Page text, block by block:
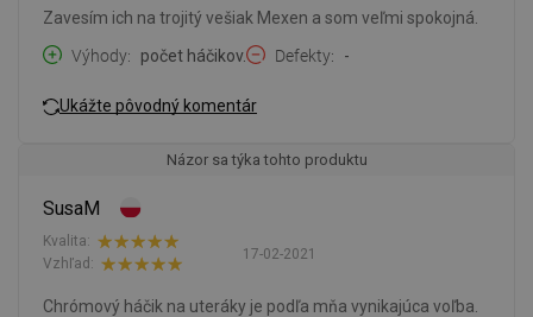
Zavesím ich na trojitý vešiak Mexen a som veľmi spokojná.
Výhody
počet háčikov. Defekty -
Ukážte pôvodný komentár
Názor sa týka tohto produktu
SusaM
17-02-2021
Kvalita:
Vzhľad:
Chrómový háčik na uteráky je podľa mňa vynikajúca voľba.